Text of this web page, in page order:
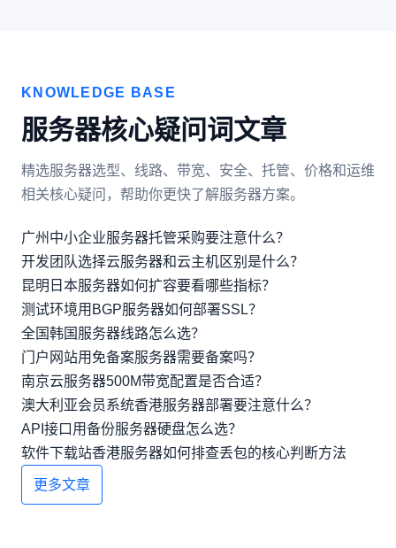
KNOWLEDGE BASE
服务器核心疑问词文章
精选服务器选型、线路、带宽、安全、托管、价格和运维
相关核心疑问，帮助你更快了解服务器方案。
广州中小企业服务器托管采购要注意什么？
开发团队选择云服务器和云主机区别是什么？
昆明日本服务器如何扩容要看哪些指标？
测试环境用BGP服务器如何部署SSL？
全国韩国服务器线路怎么选？
门户网站用免备案服务器需要备案吗？
南京云服务器500M带宽配置是否合适？
澳大利亚会员系统香港服务器部署要注意什么？
API接口用备份服务器硬盘怎么选？
软件下载站香港服务器如何排查丢包的核心判断方法
更多文章